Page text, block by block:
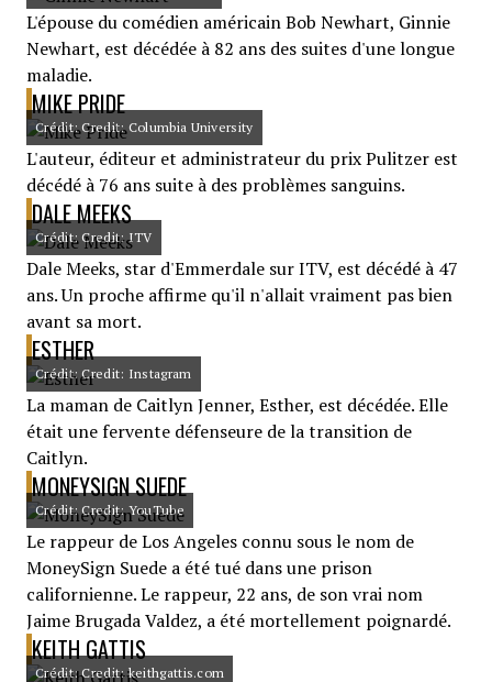
L'épouse du comédien américain Bob Newhart, Ginnie
Newhart, est décédée à 82 ans des suites d'une longue
maladie.
MIKE PRIDE
Crédit: Credit: Columbia University
L'auteur, éditeur et administrateur du prix Pulitzer est
décédé à 76 ans suite à des problèmes sanguins.
DALE MEEKS
Crédit: Credit: ITV
Dale Meeks, star d'Emmerdale sur ITV, est décédé à 47
ans. Un proche affirme qu'il n'allait vraiment pas bien
avant sa mort.
ESTHER
Crédit: Credit: Instagram
La maman de Caitlyn Jenner, Esther, est décédée. Elle
était une fervente défenseure de la transition de
Caitlyn.
MONEYSIGN SUEDE
Crédit: Credit: YouTube
Le rappeur de Los Angeles connu sous le nom de
MoneySign Suede a été tué dans une prison
californienne. Le rappeur, 22 ans, de son vrai nom
Jaime Brugada Valdez, a été mortellement poignardé.
KEITH GATTIS
Crédit: Credit: keithgattis.com